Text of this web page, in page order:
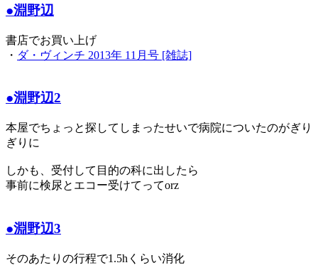
●淵野辺
書店でお買い上げ
・ ダ・ヴィンチ 2013年 11月号 [雑誌]
●淵野辺2
本屋でちょっと探してしまったせいで病院についたのがぎり
ぎりに
しかも、受付して目的の科に出したら
事前に検尿とエコー受けてってorz
●淵野辺3
そのあたりの行程で1.5hくらい消化